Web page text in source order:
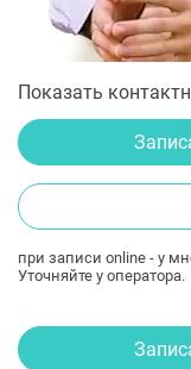
Показать
при записи online - у
Уточняйте у оператора.